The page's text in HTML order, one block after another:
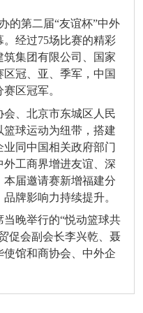
的第二 届“友谊杯”中外
。经过75场比赛的精彩
筑集团有限公司
、国家
区冠、亚、季军 ，中国
区冠军。
会、北京市东城区人民
篮球运动为纽带， 搭建
业同中国相关政府部门
外工商界增进友谊、深
届邀请赛新增福建分
牌影响力持续提升。
当晚举行的“悦动篮球共
促会副会长李兴乾、聂
馆和商协会、中外企